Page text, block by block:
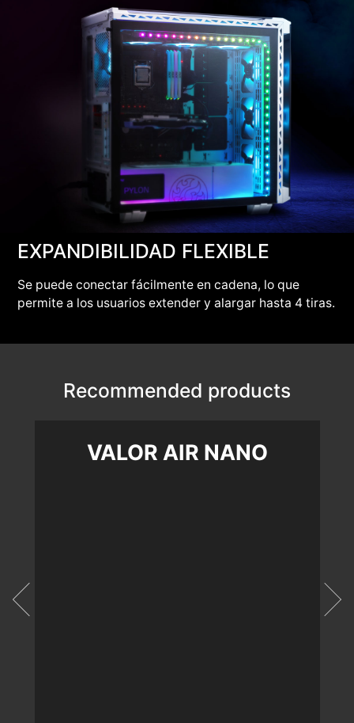
EXPANDIBILIDAD FLEXIBLE
Se puede conectar fácilmente en cadena, lo que
permite a los usuarios extender y alargar hasta 4 tiras.
Recommended products
VALOR AIR NANO